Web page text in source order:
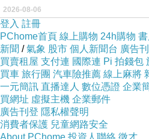
2026-08-06
登入 註冊
PChome首頁 線上購物 24h購物
新聞 /氣象 股市 個人新聞台 廣告
買賣租屋 支付連 國際連 Pi 拍錢包
買車 旅行團 汽車險推薦 線上麻將
一元簡訊 直播達人 數位憑證 企業
買網址 虛擬主機 企業郵件
廣告刊登 隱私權聲明
消費者保護 兒童網路安全
About PChome 投資人聯絡 徵才